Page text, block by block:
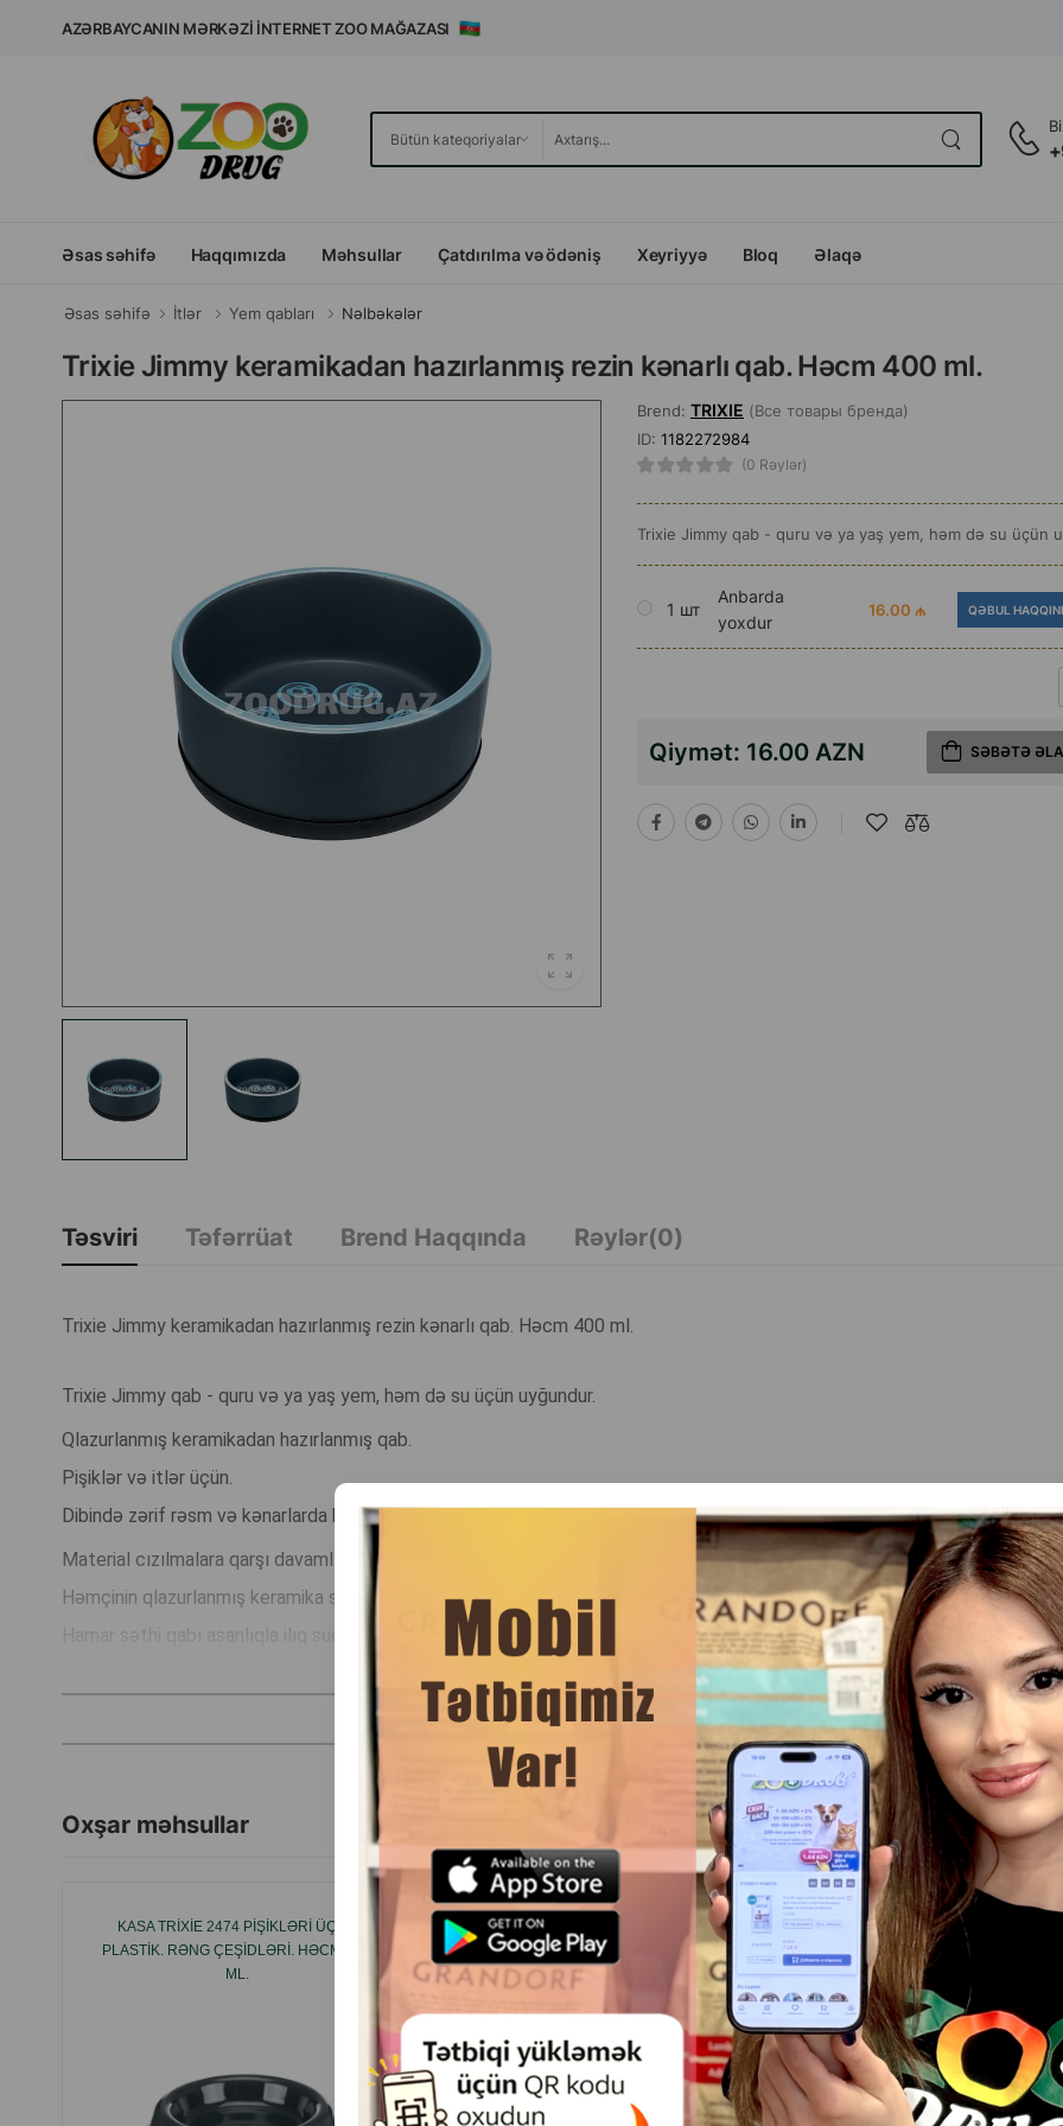
AZƏRBAYCANIN MƏRKƏZI İNTERNET ZOO MAĞAZASI
Əsas səhifə Haqqımızda Məhsullar Çatdırılma və ödəniş Xeyriyyə Bloq Əlaqə
Əsas səhifə İtlər Yem qabları Nəlbəkələr
Trixie Jimmy keramikadan hazırlanmış rezin kənarlı qab. Həcm 400 ml.
Brend: TRIXIE (Все товары бренда)
ID: 1182272984
(0 Rəylər)
Trixie Jimmy qab - quru və ya yaş yem, həm də su üçün
1 шт
Anbarda
yoxdur
16.00 ₼ QƏBUL
Qiymət: 16.00 AZN SƏBƏTƏ
Təsviri Təfərrüat Brend Haqqında Rəylər(0)
Trixie Jimmy keramikadan hazırlanmış rezin kənarlı qab. Həcm 400 ml.
Trixie Jimmy qab - quru və ya yaş yem, həm də su üçün uyğundur.
Qlazurlanmış keramikadan hazırlanmış qab.
Pişiklər və itlər üçün.
Dibində zərif rəsm və kənarlarda kontrastlı haşiyə.
Material cızılmalara qarşı davamlıdır və qabın tərkibinə təsir etmir.
Həmçinin qlazurlanmış keramika su və ya yemlərin kimyəvi tərkibini dəyişmir.
Hamar səthi qabı asanlıqla ilıq suda yumağa imkan verir, həmçinin qabyuyan maşında da yuyula bilər.
DAHA ÇOX OXU
Oxşar məhsullar
KASA TRIXIE 2474 PIŞIKLƏRI ÜÇÜN
PLASTIK. RƏNG ÇEŞIDLƏRI. HƏCM: 200
ML.
TRIXIE KERAMIK NAPF ATLANTIK — ITLƏR
VƏ PIŞIKLƏR ÜÇÜN NƏZƏRDƏ
TUTULMUŞ, DƏNIZ ÇALARLARINDAN
ILHAMLANARAQ HAZIRLANMIŞ MÖHKƏM
VƏ ZƏRIF KERAMIK QABDIR (ARTIKL:
25112)
TRIXIE DOUBLE KERAMIK QAB.
HƏCM: 2X300ML